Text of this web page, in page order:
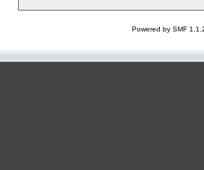
Powered by SMF